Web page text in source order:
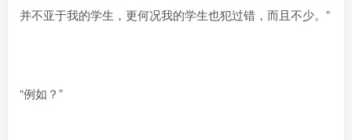
并不亚于我的学生，更何况我的学生也犯过错，而且不少。”
“例如？”